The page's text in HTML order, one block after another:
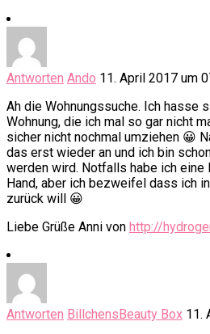
Antworten Ando 11. April 2017 um
Ah die Wohnungssuche. Ich hasse
Wohnung, die ich mal so gar nicht
sicher nicht nochmal umziehen 😀
das erst wieder an und ich bin
werden wird. Notfalls habe ich eine
Hand, aber ich bezweifel dass ich
zurück will 😀
Liebe Grüße Anni von http://
Antworten BillchensBeauty Box 11.